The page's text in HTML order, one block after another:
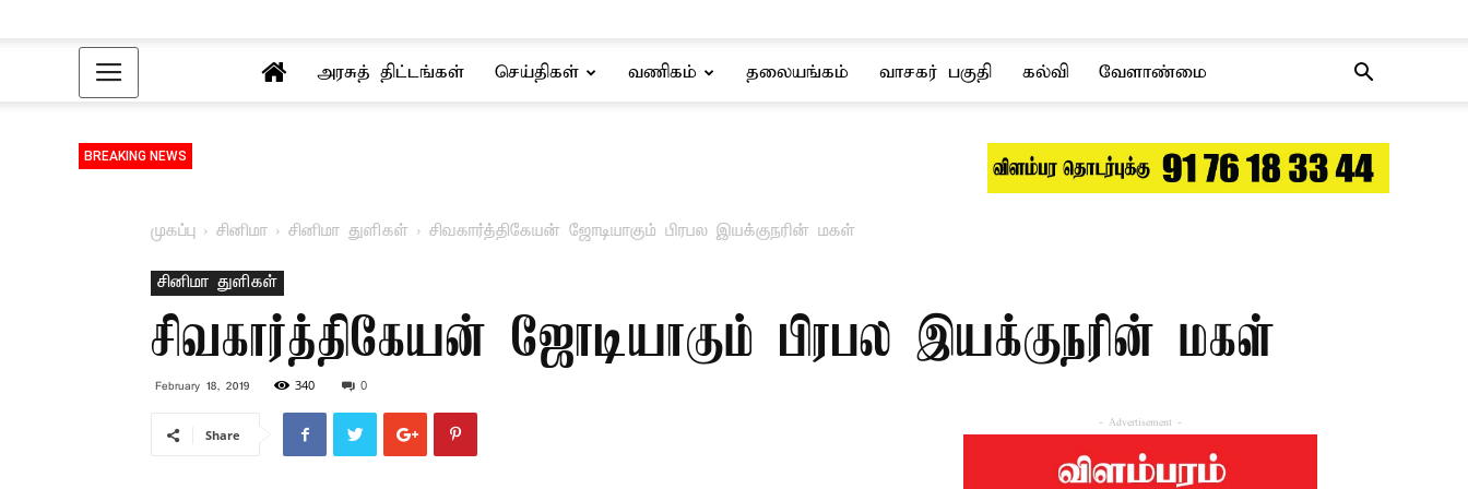
அரசுத் திட்டங்கள் செய்திகள் வணிகம் தலையங்கம் வாசகர் பகுதி கல்வி வேளாண்மை
BREAKING NEWS
முகப்பு சினிமா சினிமா துளிகள் சிவகார்த்திகேயன் ஜோடியாகும் பிரபல இயக்குநரின் மகள்
சினிமா துளிகள்
சிவகார்த்திகேயன் ஜோடியாகும் பிரபல இயக்குநரின் மகள்
February 18, 2019 340 0
Share
- Advertisement -